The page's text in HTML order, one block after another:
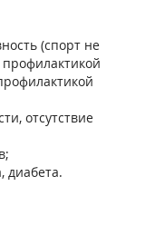
(спорт не
отсутствие
диабета.